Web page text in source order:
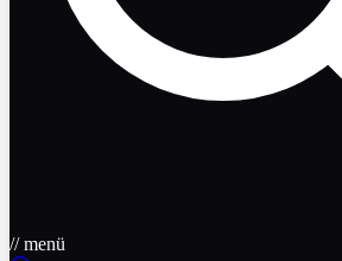
// menü